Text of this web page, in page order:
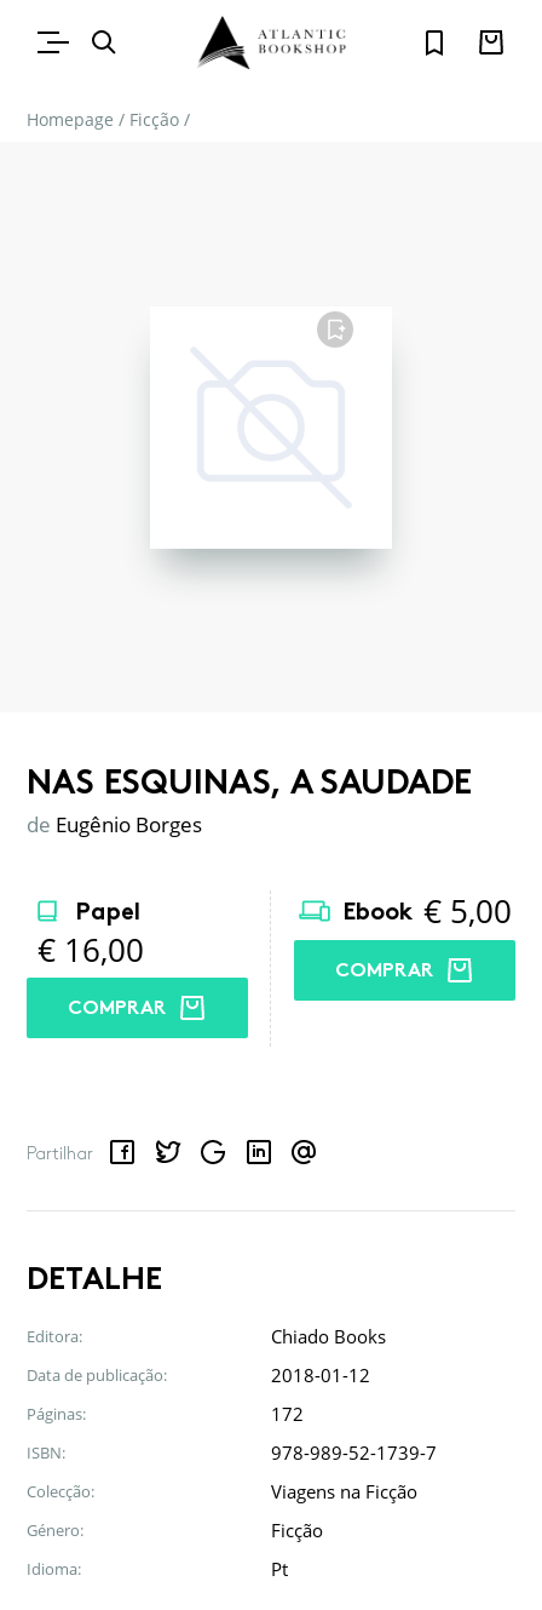
Homepage / Ficção /
FAVORITO
NAS ESQUINAS, A SAUDADE
de Eugênio Borges
Papel
€ 16,00
COMPRAR
Ebook € 5,00
COMPRAR
Partilhar
FacebookTwitterGoogle LinkedInEmail
DETALHE
Editora: Chiado Books
Data de publicação: 2018-01-12
Páginas: 172
ISBN: 978-989-52-1739-7
Colecção: Viagens na Ficção
Género: Ficção
Idioma: Pt